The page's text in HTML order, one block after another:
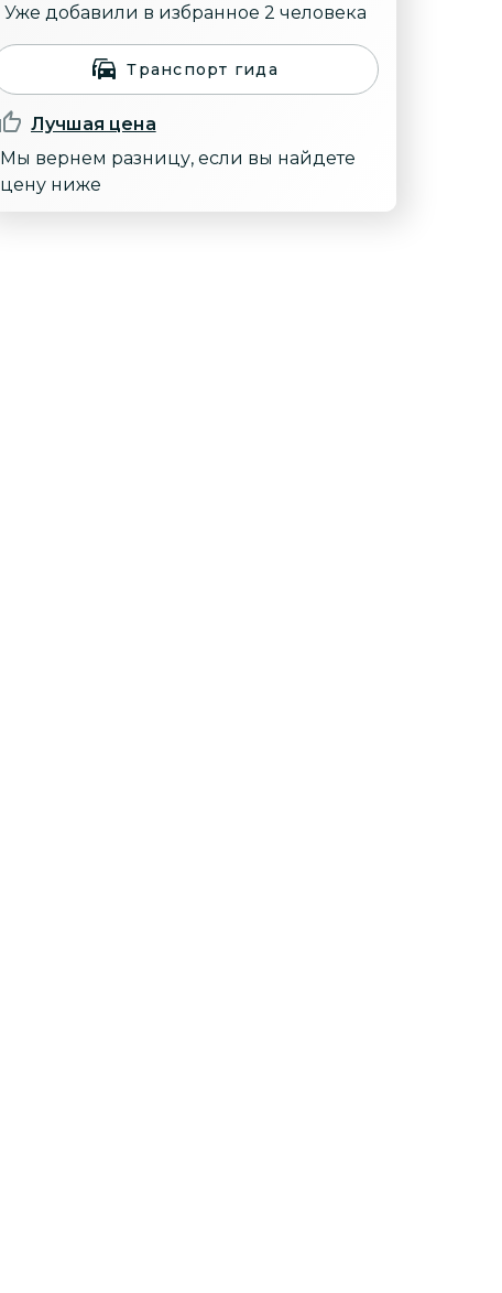
Уже добавили в избранное 2 человека
Транспорт гида
Лучшая цена
Мы вернем разницу, если вы найдете
цену ниже